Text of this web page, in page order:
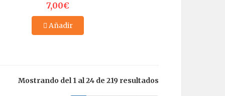
7,00€
Añadir
Mostrando del 1 al 24 de 219 resultados